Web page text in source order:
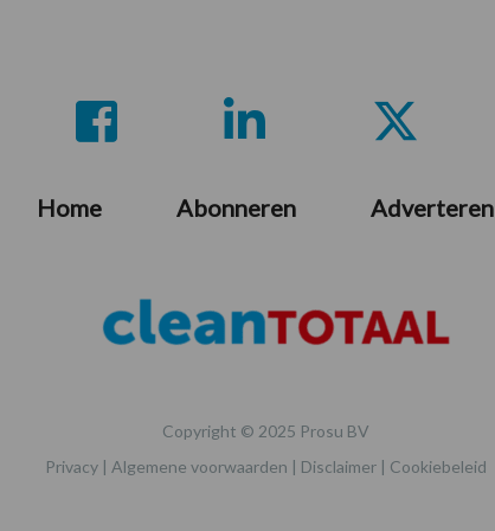
Home Abonneren Adverteren
Copyright © 2025 Prosu BV
Privacy| Algemene voorwaarden | Disclaimer| Cookiebeleid